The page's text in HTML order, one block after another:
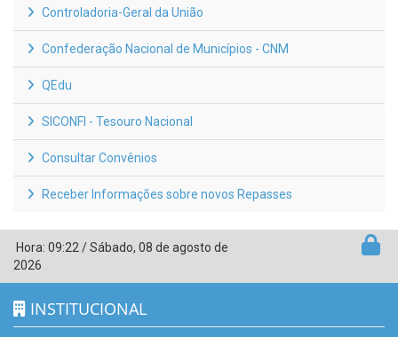
Controladoria-Geral da União
Confederação Nacional de Municípios - CNM
QEdu
SICONFI - Tesouro Nacional
Consultar Convênios
Receber Informações sobre novos Repasses
Hora: 09:22/Sábado, 08 de agosto de
2026
INSTITUCIONAL